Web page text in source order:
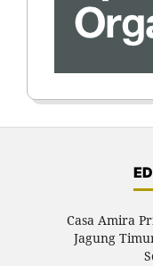
Casa Amira
Jagung